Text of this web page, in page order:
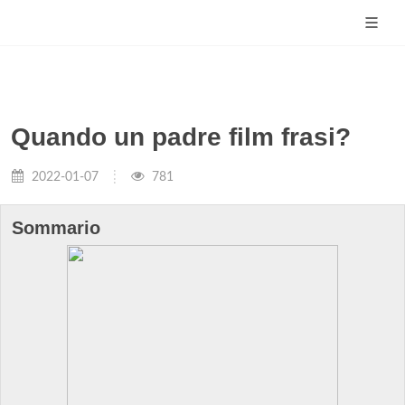
Quando un padre film frasi?
2022-01-07 781
Sommario